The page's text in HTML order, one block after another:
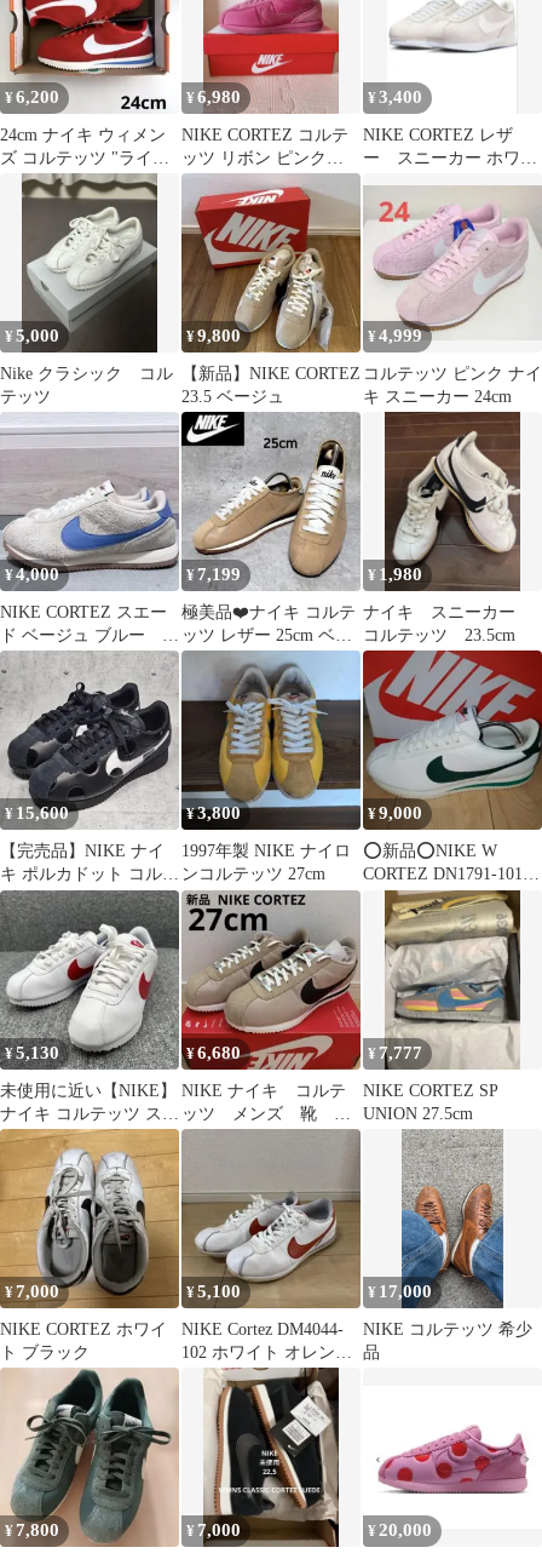
¥6,200
24cm ナイキ ウィメン
ズ コルテッツ "ライト
クリムゾン" 赤
¥6,980
NIKE CORTEZ コルテ
ッツ リボン ピンク
24cm 新品 箱付き
¥3,400
NIKE CORTEZ レザ
ー スニーカー ホワイ
¥5,000
Nike クラシック コル
テッツ
¥9,800
【新品】NIKE CORTEZ
23.5 ベージュ
¥4,999
コルテッツ ピンク ナイ
キ スニーカー 24cm
¥4,000
NIKE CORTEZ スエー
ド ベージュ ブルー
24.5cm
¥7,199
極美品❤️ナイキ コルテ
ッツ レザー 25cm ベー
ジュ パンチング 希少
¥ 1,980
ナイキ スニーカー
コルテッツ 23.5cm
¥ 15,600
【完売品】NIKE ナイ
キ ポルカドット コルテ
ッツ 23cm
¥3,800
1997年製 NIKE ナイロ
ンコルテッツ 27cm
¥9,000
⭕新品⭕NIKE W
CORTEZ DN1791-101
27.5cm
¥5,130
未使用に近い【NIKE】
ナイキ コルテッツ スニ
ーカー ホワイト 23㎝
¥6,680
NIKE ナイキ コルテ
ッツ メンズ 靴 ロ
ーカットスニーカー
¥ 7,777
NIKE CORTEZ SP
UNION 27.5cm
¥7,000
NIKE CORTEZ ホワイ
ト ブラック
¥5,100
NIKE Cortez DM4044-
102 ホワイト オレン
ジ 28cm
¥ 17,000
NIKE コルテッツ 希少
品
¥7,800 ¥ 7,000 ¥ 20,000